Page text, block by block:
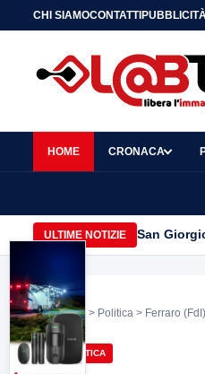
CHI SIAMOCONTATTIPUBBLICITÀ
HOME CRONACA
ULTIME NOTIZIE San
Home > Politica > Ferraro
POLITICA